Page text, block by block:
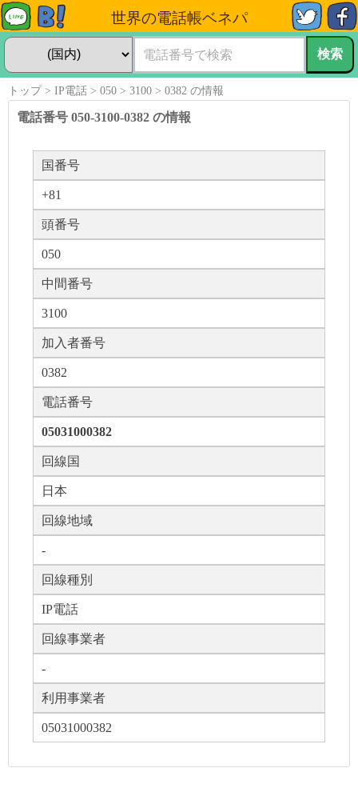
世界の電話帳ベネパ
トップ IP電話 050 3100 0382 の情報
電話番号 050-3100-0382 の情報
国番号
+81
頭番号
050
中間番号
3100
加入者番号
0382
電話番号
05031000382
回線国
日本
回線地域
-
回線種別
IP電話
回線事業者
-
利用事業者
05031000382